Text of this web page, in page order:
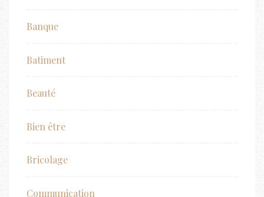
Banque
Batiment
Beauté
Bien être
Bricolage
Communication